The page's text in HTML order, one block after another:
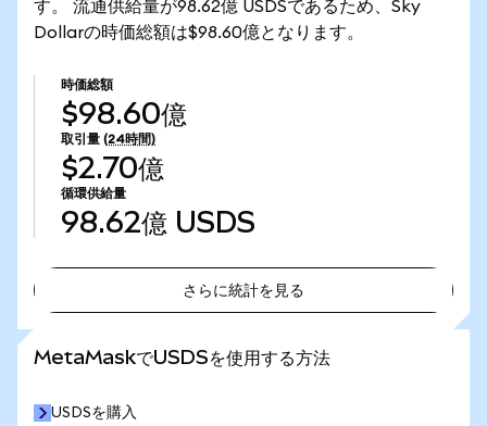
す。 流通供給量が98.62億 USDSであるため、Sky
Dollarの時価総額は$98.60億となります。
時価総額
$98.60億
取引量 (24時間)
$2.70億
循環供給量
98.62億 USDS
さらに統計を見る
MetaMaskでUSDSを使用する方法
USDSを購入